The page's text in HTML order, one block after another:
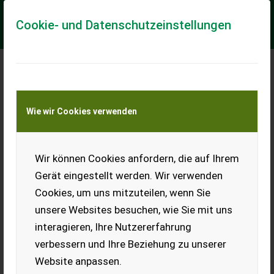
Cookie- und Datenschutzeinstellungen
Wie wir Cookies verwenden
Wir können Cookies anfordern, die auf Ihrem
Gerät eingestellt werden. Wir verwenden
Cookies, um uns mitzuteilen, wenn Sie
unsere Websites besuchen, wie Sie mit uns
interagieren, Ihre Nutzererfahrung
verbessern und Ihre Beziehung zu unserer
Website anpassen.
Meine Transportkostenanfrage
Transport von Land- und Baumaschinen –
KEINE Tiertransporte
Steyr Phantom
Fingermähwerk Steyr Phantom
EUR 0